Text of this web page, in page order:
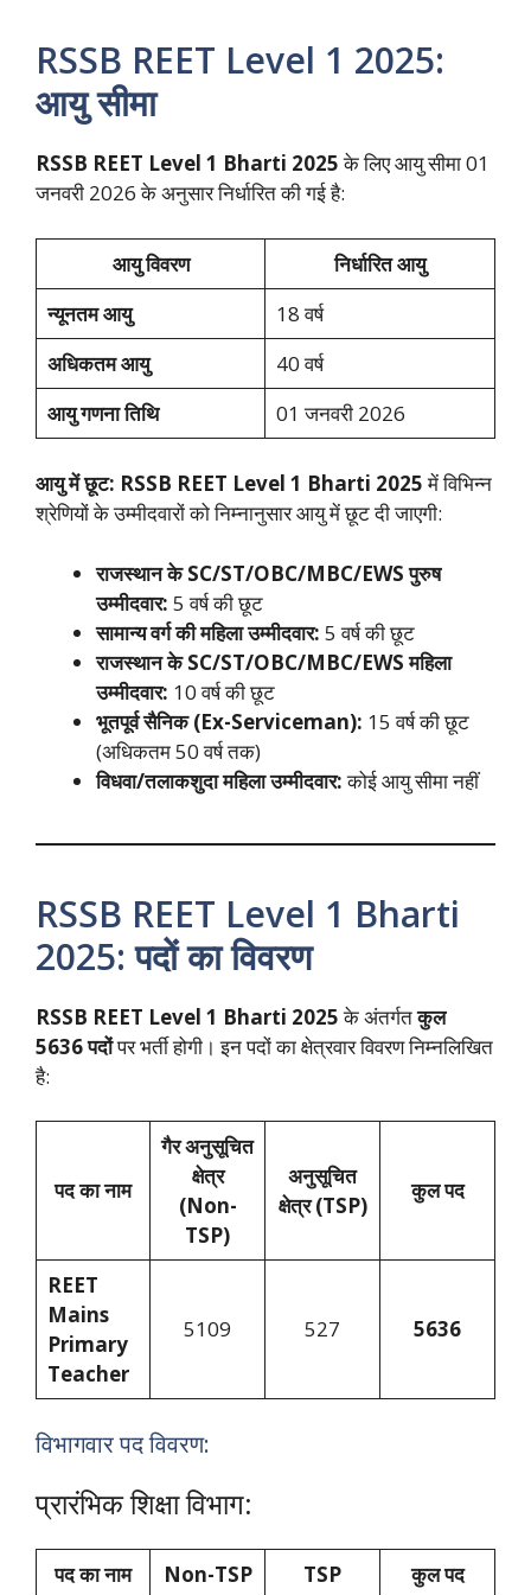
RSSB REET Level 1 2025:
आयु सीमा
RSSB REET Level 1 Bharti 2025के लिए आयु सीमा 01
जनवरी 2026 के अनुसार निर्धारित की गई है:
आयु विवरण
निर्धारित आयु
न्यूनतम आयु
18 वर्ष
अधिकतम आयु
40 वर्ष
आयु गणना तिथि
01 जनवरी 2026
आयु में छूट: RSSB REET Level 1 Bharti 2025में विभिन्न
श्रेणियों के उम्मीदवारों को निम्नानुसार आयु में छूट दी जाएगी:
राजस्थान के SC/ST/OBC/MBC/EWS पुरुष
उम्मीदवार: 5 वर्ष की छूट
सामान्य वर्ग की महिला उम्मीदवार: 5 वर्ष की छूट
राजस्थान के SC/ST/OBC/MBC/EWS महिला
उम्मीदवार: 10 वर्ष की छूट
भूतपूर्व सैनिक (Ex-Serviceman): 15 वर्ष की छूट
(अधिकतम 50 वर्ष तक)
विधवा/तलाकशुदा महिला उम्मीदवार:कोई आयु सीमा नहीं
RSSB REET Level 1 Bharti
2025: पदों का विवरण
RSSB REET Level 1 Bharti 2025के अंतर्गतकुल
5636 पदोंपर भर्ती होगी। इन पदों का क्षेत्रवार विवरण निम्नलिखित
है:
पद का नाम
गैर अनुसूचित
क्षेत्र
(Non-
TSP)
अनुसूचित
क्षेत्र (TSP)
कुल पद
REET
Mains
Primary
Teacher
5109 527 5636
विभागवार पद विवरण:
प्रारंभिक शिक्षा विभाग:
पद का नाम Non-TSP TSP
कुल पद